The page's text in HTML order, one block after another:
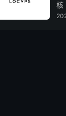
量